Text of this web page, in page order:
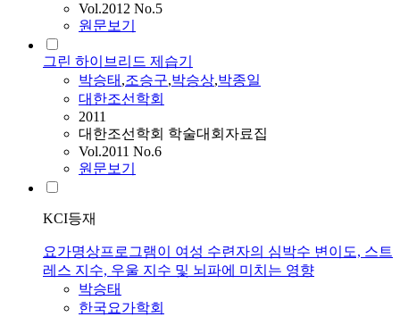
Vol.2012 No.5
원문보기
그린 하이브리드 제습기
박승태 ,조승구,박승상,박종일
대한조선학회
2011
대한조선학회 학술대회자료집
Vol.2011 No.6
원문보기
KCI등재
요가명상프로그램이 여성 수련자의 심박수 변이도, 스트
레스 지수, 우울 지수 및 뇌파에 미치는 영향
박승태
한국요가학회